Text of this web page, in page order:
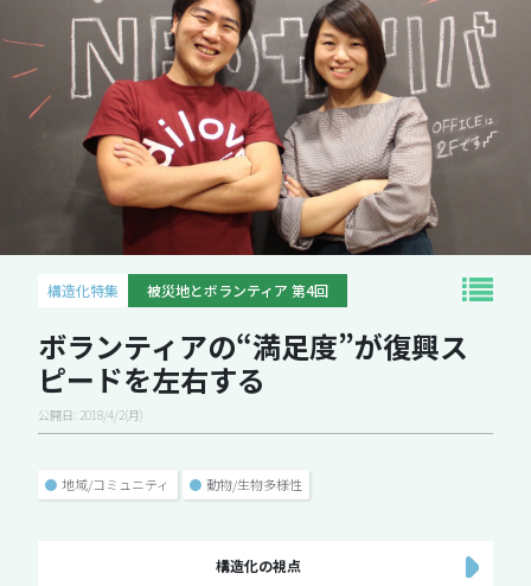
構造化特集 被災地とボランティア 第4回
ボランティアの“満足度”が復興ス
ピードを左右する
公開日: 2018/4/2(月)
● 地域/コミュニティ ● 動物/生物多様性
構造化の視点